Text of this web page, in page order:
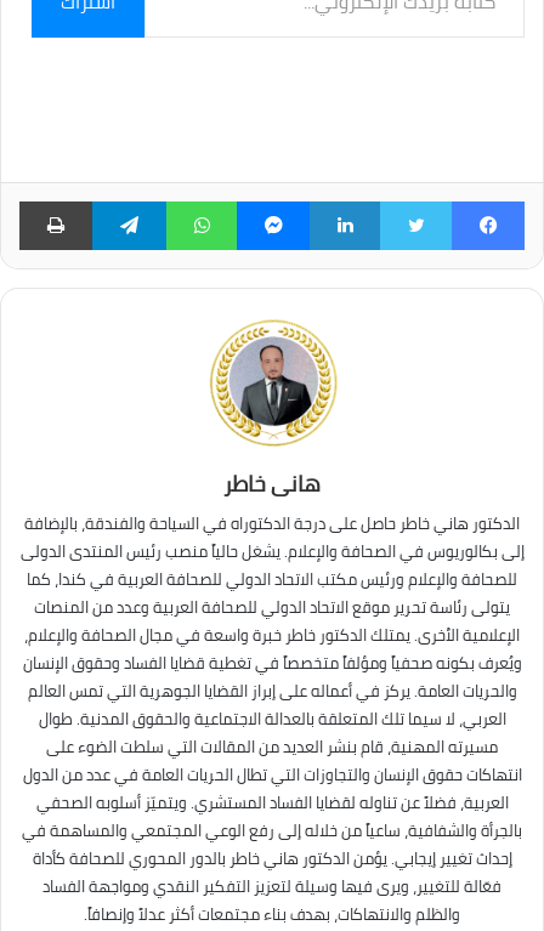
بريدك
الإلكتروني...
فيسبوك لينكدإن ماسنجر واتساب تيلقرام
هانى خاطر
الدكتور هاني خاطر حاصل على درجة الدكتوراه في السياحة والفندقة، بالإضافة
إلى بكالوريوس في الصحافة والإعلام. يشغل حالياً منصب رئيس المنتدى الدولى
للصحافة والإعلام ورئيس مكتب الاتحاد الدولي للصحافة العربية في كندا، كما
يتولى رئاسة تحرير موقع الاتحاد الدولي للصحافة العربية وعدد من المنصات
الإعلامية الأخرى. يمتلك الدكتور خاطر خبرة واسعة في مجال الصحافة والإعلام،
ويُعرف بكونه صحفياً ومؤلفاً متخصصاً في تغطية قضايا الفساد وحقوق الإنسان
والحريات العامة. يركز في أعماله على إبراز القضايا الجوهرية التي تمس العالم
العربي، لا سيما تلك المتعلقة بالعدالة الاجتماعية والحقوق المدنية. طوال
مسيرته المهنية، قام بنشر العديد من المقالات التي سلطت الضوء على
انتهاكات حقوق الإنسان والتجاوزات التي تطال الحريات العامة في عدد من الدول
العربية، فضلاً عن تناوله لقضايا الفساد المستشري. ويتميّز أسلوبه الصحفي
بالجرأة والشفافية، ساعياً من خلاله إلى رفع الوعي المجتمعي والمساهمة في
إحداث تغيير إيجابي. يؤمن الدكتور هاني خاطر بالدور المحوري للصحافة كأداة
فعّالة للتغيير، ويرى فيها وسيلة لتعزيز التفكير النقدي ومواجهة الفساد
والظلم والانتهاكات، بهدف بناء مجتمعات أكثر عدلاً وإنصافاً.